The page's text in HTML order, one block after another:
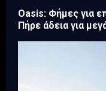
Oasis: Φήμες για
Πήρε άδεια για